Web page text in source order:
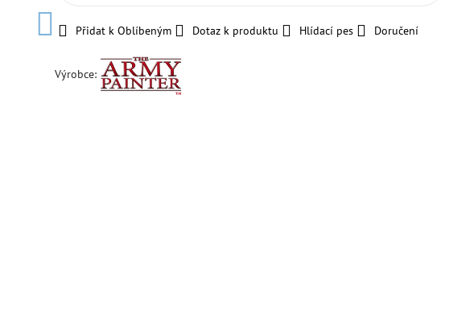
Přidat k Oblíbeným Dotaz k produktu Hlídací pes Doručení
Výrobce: